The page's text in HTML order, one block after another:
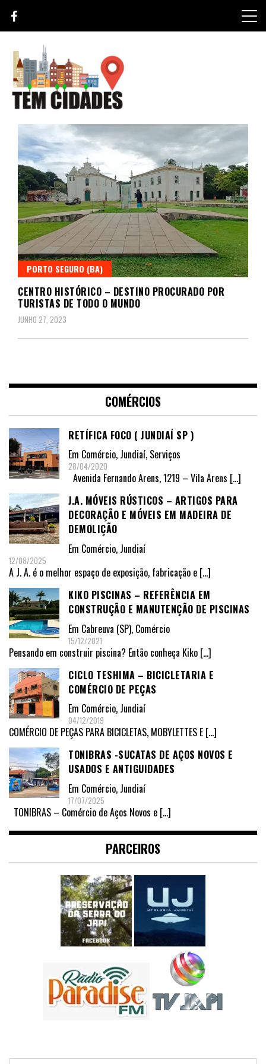
content
TEM CIDADES
PORTO SEGURO (BA)
CENTRO HISTÓRICO – DESTINO PROCURADO POR
TURISTAS DE TODO O MUNDO
JUNHO 27, 2023
COMÉRCIOS
RETÍFICA FOCO ( JUNDIAÍ SP )
Em Comércio, Jundiaí, Serviços
28/04/2020
Avenida Fernando Arens, 1219 – Vila Arens […]
J.A. MÓVEIS RÚSTICOS – ARTIGOS PARA
DECORAÇÃO E MÓVEIS EM MADEIRA DE
DEMOLIÇÃO
Em Comércio, Jundiaí
12/08/2025
A J. A. é o melhor espaço de exposição, fabricação e […]
KIKO PISCINAS – REFERÊNCIA EM
CONSTRUÇÃO E MANUTENÇÃO DE PISCINAS
Em Cabreuva (SP), Comércio
15/12/2021
Pensando em construir piscina? Então conheça Kiko […]
CICLO TESHIMA – BICICLETARIA E
COMÉRCIO DE PEÇAS
Em Comércio, Jundiaí
04/12/2019
COMÉRCIO DE PEÇAS PARA BICICLETAS, MOBYLETTES E […]
TONIBRAS -SUCATAS DE AÇOS NOVOS E
USADOS E ANTIGUIDADES
Em Comércio, Jundiaí
17/07/2025
TONIBRAS – Comércio de Aços Novos e […]
PARCEIROS